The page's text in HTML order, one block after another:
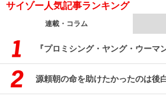
サイゾー人気記事ランキング
連載・コラム
『プロミシング・ヤング・ウーマ
源頼朝の命を助けたかったのは後